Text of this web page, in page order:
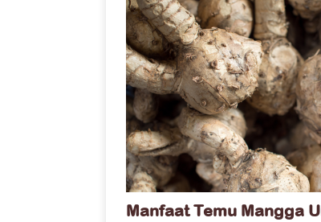
Manfaat Temu Mangga